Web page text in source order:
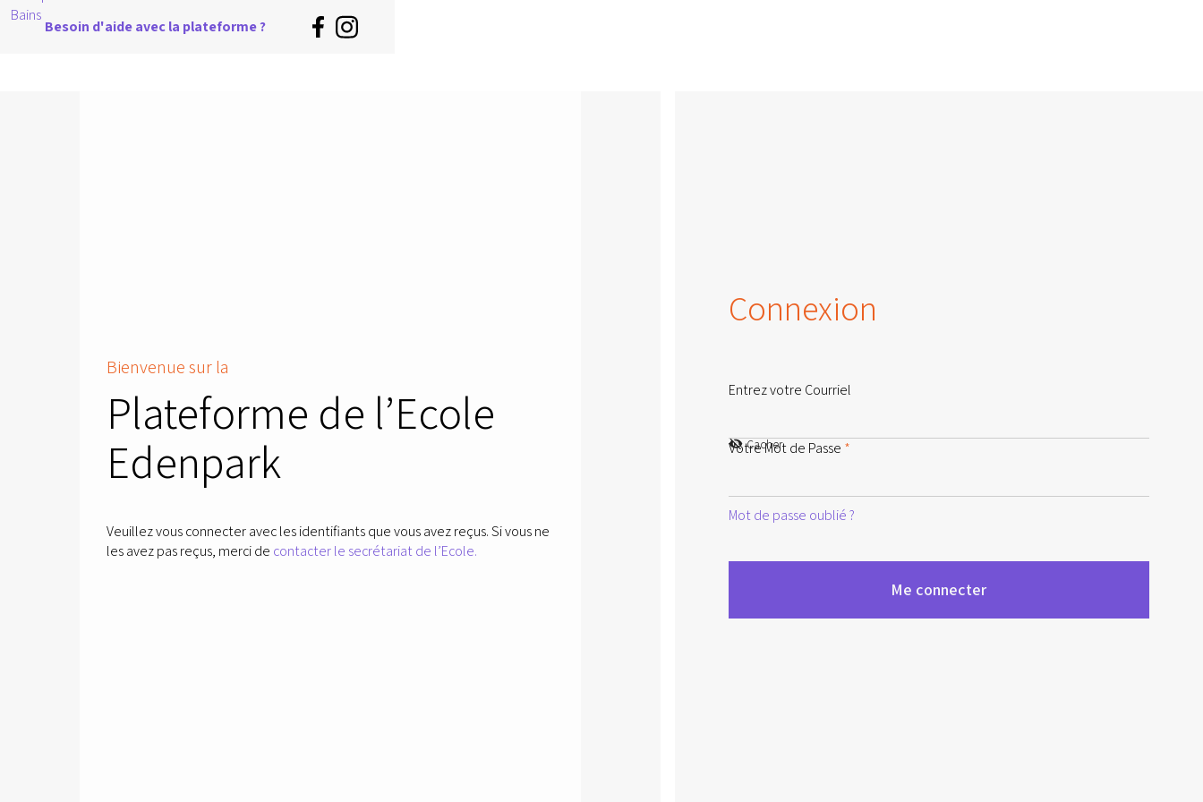
Besoin d'aide avec la plateforme ?
Bienvenue sur la
Plateforme de l’Ecole
Edenpark
Veuillez vous connecter avec les identifiants que vous avez reçus. Si vous ne
les avez pas reçus, merci de contacter le secrétariat de l’Ecole.
Connexion
Entrez votre Courriel
Votre Mot de Passe *
Cacher
Mot de passe oublié ?